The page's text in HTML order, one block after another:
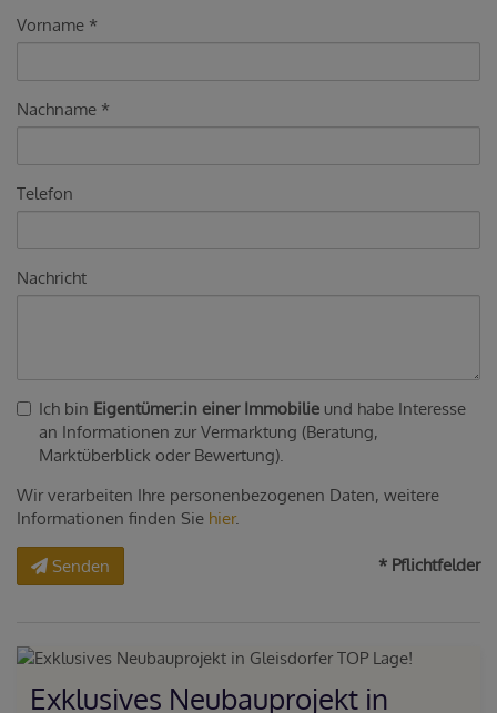
Vorname
Nachname
Telefon
Nachricht
Ich bin Eigentümer:in einer Immobilie und habe Interesse
an Informationen zur Vermarktung (Beratung,
Marktüberblick oder Bewertung).
Wir verarbeiten Ihre personenbezogenen Daten, weitere
Informationen finden Sie hier.
Senden * Pflichtfelder
Exklusives Neubauprojekt in